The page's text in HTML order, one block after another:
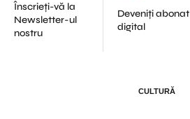
Înscrieți-vă la
Newsletter-ul
nostru
Deveniți abonat
digital
CULTURĂ